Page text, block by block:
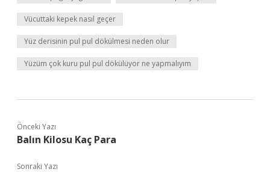
Vücuttaki kepek nasıl geçer
Yüz derisinin pul pul dökülmesi neden olur
Yüzüm çok kuru pul pul dökülüyor ne yapmalıyım
Önceki Yazı
Balın Kilosu Kaç Para
Sonraki Yazı